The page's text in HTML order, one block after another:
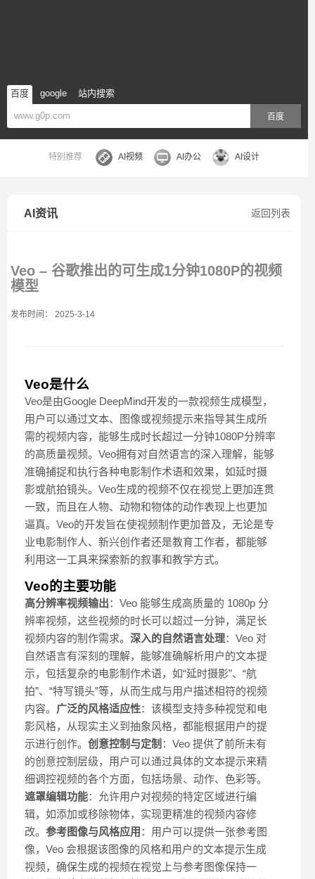
百度 google 站内搜索
百度
特别推荐 AI视频 AI办公 AI设计
返回列表
AI资讯
Veo – 谷歌推出的可生成1分钟1080P的视频
模型
发布时间： 2025-3-14
Veo是什么
Veo是由Google DeepMind开发的一款视频生成模型，
用户可以通过文本、图像或视频提示来指导其生成所
需的视频内容，能够生成时长超过一分钟1080P分辨率
的高质量视频。Veo拥有对自然语言的深入理解，能够
准确捕捉和执行各种电影制作术语和效果，如延时摄
影或航拍镜头。Veo生成的视频不仅在视觉上更加连贯
一致，而且在人物、动物和物体的动作表现上也更加
逼真。Veo的开发旨在使视频制作更加普及，无论是专
业电影制作人、新兴创作者还是教育工作者，都能够
利用这一工具来探索新的叙事和教学方式。
Veo的主要功能
高分辨率视频输出：Veo 能够生成高质量的 1080p 分
辨率视频，这些视频的时长可以超过一分钟，满足长
视频内容的制作需求。 深入的自然语言处理：Veo 对
自然语言有深刻的理解，能够准确解析用户的文本提
示，包括复杂的电影制作术语，如“延时摄影”、“航
拍”、“特写镜头”等，从而生成与用户描述相符的视频
内容。 广泛的风格适应性：该模型支持多种视觉和电
影风格，从现实主义到抽象风格，都能根据用户的提
示进行创作。 创意控制与定制 ：Veo 提供了前所未有
的创意控制层级，用户可以通过具体的文本提示来精
细调控视频的各个方面，包括场景、动作、色彩等。
遮罩编辑功能：允许用户对视频的特定区域进行编
辑，如添加或移除物体，实现更精准的视频内容修
改。 参考图像与风格应用 ：用户可以提供一张参考图
像，Veo 会根据该图像的风格和用户的文本提示生成
视频，确保生成的视频在视觉上与参考图像保持一